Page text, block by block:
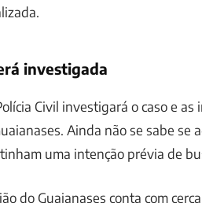
investigada
Civil investigará o caso e
Ainda não se sabe se
uma intenção prévia de
do Guaianases conta com